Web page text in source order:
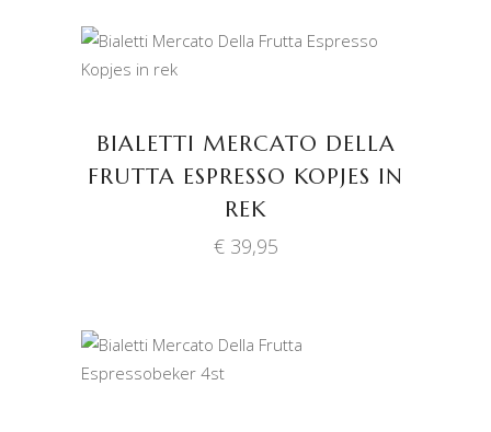
BIALETTI MERCATO DELLA
FRUTTA ESPRESSO KOPJES IN
REK
€39,95
TOEVOEGEN AAN
WINKELWAGEN